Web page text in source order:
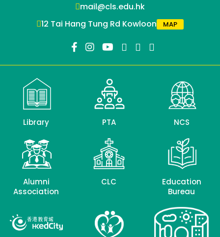
mail@cls.edu.hk
12 Tai Hang Tung Rd Kowloon
MAP
Library PTA NCS
Alumni
Association
CLC
Education
Bureau